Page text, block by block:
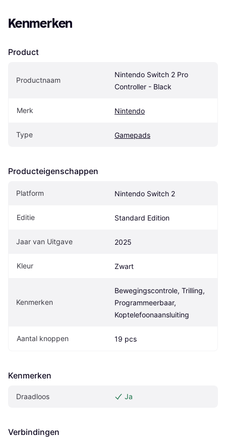
Kenmerken
Product
Productnaam
Nintendo Switch 2 Pro
Controller - Black
Merk Nintendo
Type Gamepads
Producteigenschappen
Platform Nintendo Switch 2
Editie Standard Edition
Jaar van Uitgave 2025
Kleur Zwart
Kenmerken
Bewegingscontrole, Trilling,
Programmeerbaar,
Koptelefoonaansluiting
Aantal knoppen 19 pcs
Kenmerken
Draadloos Ja
Verbindingen